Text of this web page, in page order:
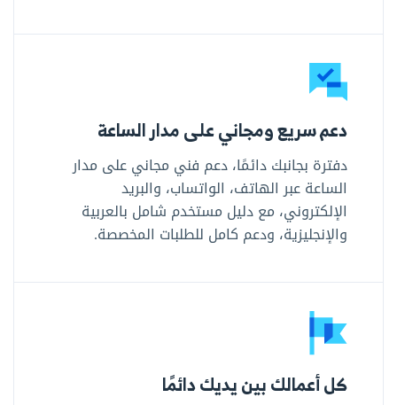
دعم سريع ومجاني على مدار الساعة
دفترة بجانبك دائمًا، دعم فني مجاني على مدار
الساعة عبر الهاتف، الواتساب، والبريد
الإلكتروني، مع دليل مستخدم شامل بالعربية
والإنجليزية، ودعم كامل للطلبات المخصصة.
كل أعمالك بين يديك دائمًا